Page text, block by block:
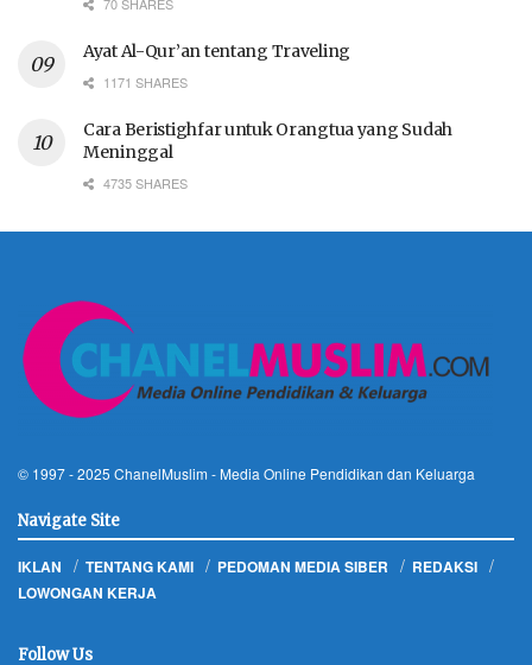
Ayat Al-Qur’an tentang Traveling
1171 SHARES
Cara Beristighfar untuk Orangtua yang Sudah
Meninggal
4735 SHARES
© 1997 - 2025 ChanelMuslim - Media Online Pendidikan dan Keluarga
Navigate Site
IKLAN TENTANG KAMI PEDOMAN MEDIA SIBER
REDAKSI
LOWONGAN KERJA
Follow Us